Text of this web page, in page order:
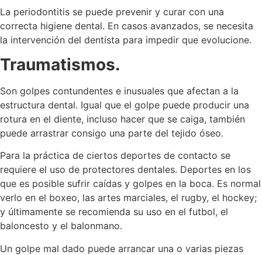
La periodontitis se puede prevenir y curar con una
correcta higiene dental. En casos avanzados, se necesita
la intervención del dentista para impedir que evolucione.
Traumatismos.
Son golpes contundentes e inusuales que afectan a la
estructura dental. Igual que el golpe puede producir una
rotura en el diente, incluso hacer que se caiga, también
puede arrastrar consigo una parte del tejido óseo.
Para la práctica de ciertos deportes de contacto se
requiere el uso de protectores dentales. Deportes en los
que es posible sufrir caídas y golpes en la boca. Es normal
verlo en el boxeo, las artes marciales, el rugby, el hockey;
y últimamente se recomienda su uso en el futbol, el
baloncesto y el balonmano.
Un golpe mal dado puede arrancar una o varias piezas